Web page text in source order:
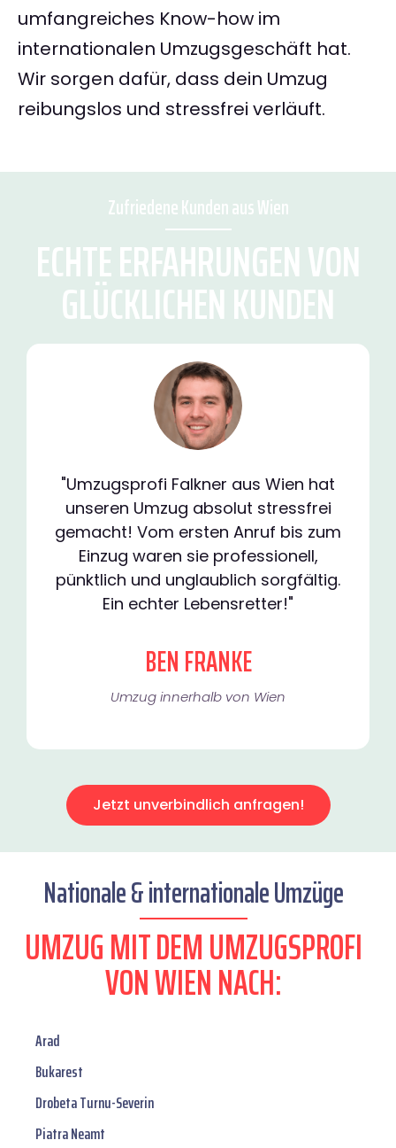
umfangreiches Know-how im
internationalen Umzugsgeschäft hat.
Wir sorgen dafür, dass dein Umzug
reibungslos und stressfrei verläuft.
Zufriedene Kunden aus Wien
ECHTE ERFAHRUNGEN VON
GLÜCKLICHEN KUNDEN
"Umzugsprofi Falkner aus Wien hat
unseren Umzug absolut stressfrei
gemacht! Vom ersten Anruf bis zum
Einzug waren sie professionell,
pünktlich und unglaublich sorgfältig.
Ein echter Lebensretter!"
BEN FRANKE
Umzug innerhalb von Wien​
Jetzt unverbindlich anfragen!
Nationale & internationale Umzüge
UMZUG MIT DEM UMZUGSPROFI
VON WIEN NACH:
Arad
Bukarest
Drobeta Turnu-Severin
Piatra Neamt